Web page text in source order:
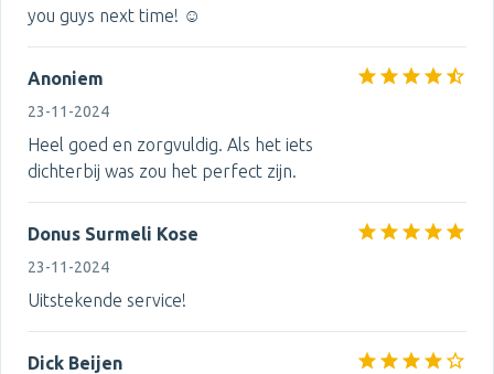
you guys next time! ☺️
Anoniem
23-11-2024
Heel goed en zorgvuldig. Als het iets
dichterbij was zou het perfect zijn.
Donus Surmeli Kose
23-11-2024
Uitstekende service!
Dick Beijen